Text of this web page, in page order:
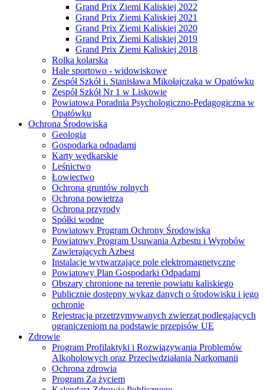
Grand Prix Ziemi Kaliskiej 2022
Grand Prix Ziemi Kaliskiej 2021
Grand Prix Ziemi Kaliskiej 2020
Grand Prix Ziemi Kaliskiej 2019
Grand Prix Ziemi Kaliskiej 2018
Rolka kolarska
Hale sportowo - widowiskowe
Zespół Szkół i. Stanisława Mikołajczaka w Opatówku
Zespół Szkół Nr 1 w Liskowie
Powiatowa Poradnia Psychologiczno-Pedagogiczna w
Opatówku
Ochrona Środowiska
Geologia
Gospodarka odpadami
Karty wędkarskie
Leśnictwo
Łowiectwo
Ochrona gruntów rolnych
Ochrona powietrza
Ochrona przyrody
Spółki wodne
Powiatowy Program Ochrony Środowiska
Powiatowy Program Usuwania Azbestu i Wyrobów
Zawierających Azbest
Instalacje wytwarzające pole elektromagnetyczne
Powiatowy Plan Gospodarki Odpadami
Obszary chronione na terenie powiatu kaliskiego
Publicznie dostępny wykaz danych o środowisku i jego
ochronie
Rejestracja przetrzymywanych zwierząt podlegających
ograniczeniom na podstawie przepisów UE
Zdrowie
Program Profilaktyki i Rozwiązywania Problemów
Alkoholowych oraz Przeciwdziałania Narkomanii
Ochrona zdrowia
Program Za życiem